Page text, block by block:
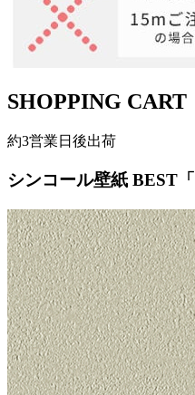
SHOPPING CART
約3営業日後出荷
シンコール壁紙 BEST「